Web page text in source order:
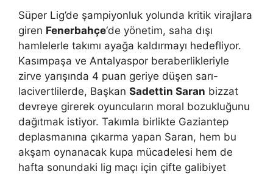
Süper Lig’de şampiyonluk yolunda kritik virajlara
giren Fenerbahçe‘de yönetim, saha dışı
hamlelerle takımı ayağa kaldırmayı hedefliyor.
Kasımpaşa ve Antalyaspor beraberlikleriyle
zirve yarışında 4 puan geriye düşen sarı-
lacivertlilerde, Başkan Sadettin Saran bizzat
devreye girerek oyuncuların moral bozukluğunu
dağıtmak istiyor. Takımla birlikte Gaziantep
deplasmanına çıkarma yapan Saran, hem bu
akşam oynanacak kupa mücadelesi hem de
hafta sonundaki lig maçı için çifte galibiyet